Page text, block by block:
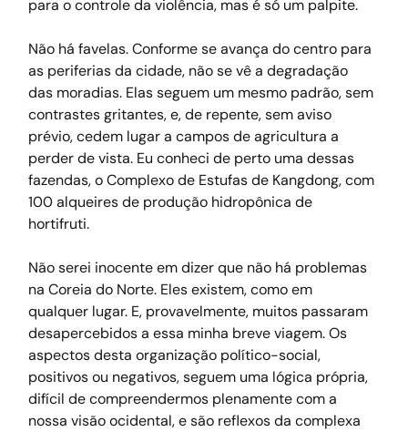
para o controle da violência, mas é só um palpite.
Não há favelas. Conforme se avança do centro para
as periferias da cidade, não se vê a degradação
das moradias. Elas seguem um mesmo padrão, sem
contrastes gritantes, e, de repente, sem aviso
prévio, cedem lugar a campos de agricultura a
perder de vista. Eu conheci de perto uma dessas
fazendas, o Complexo de Estufas de Kangdong, com
100 alqueires de produção hidropônica de
hortifruti.
Não serei inocente em dizer que não há problemas
na Coreia do Norte. Eles existem, como em
qualquer lugar. E, provavelmente, muitos passaram
desapercebidos a essa minha breve viagem. Os
aspectos desta organização político-social,
positivos ou negativos, seguem uma lógica própria,
difícil de compreendermos plenamente com a
nossa visão ocidental, e são reflexos da complexa